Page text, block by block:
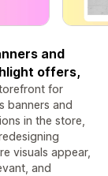
and
offers,
for
banners and
in the store,
visuals appear,
and